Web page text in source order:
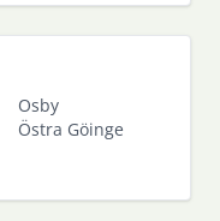
Osby
Östra Göinge